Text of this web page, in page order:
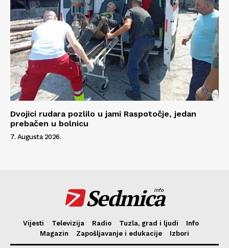
Dvojici rudara pozlilo u jami Raspotočje, jedan
prebačen u bolnicu
7. Augusta 2026.
Sedmica
info
Vijesti Televizija Radio Tuzla, grad i ljudi
Info
Magazin
Zapošljavanje i edukacije Izbori